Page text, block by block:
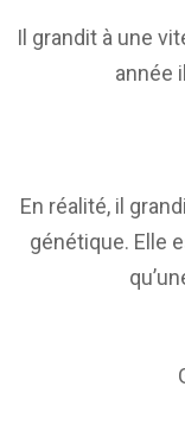
Il grandit à une
année
En réalité, il
génétique. Elle